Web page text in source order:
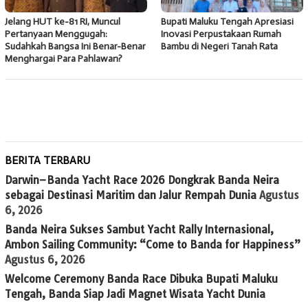
Jelang HUT ke-81 RI, Muncul
Pertanyaan Menggugah:
Sudahkah Bangsa Ini Benar-Benar
Menghargai Para Pahlawan?
Bupati Maluku Tengah Apresiasi
Inovasi Perpustakaan Rumah
Bambu di Negeri Tanah Rata
BERITA TERBARU
Darwin–Banda Yacht Race 2026 Dongkrak Banda Neira
sebagai Destinasi Maritim dan Jalur Rempah Dunia Agustus
6, 2026
Banda Neira Sukses Sambut Yacht Rally Internasional,
Ambon Sailing Community: “Come to Banda for Happiness”
Agustus 6, 2026
Welcome Ceremony Banda Race Dibuka Bupati Maluku
Tengah, Banda Siap Jadi Magnet Wisata Yacht Dunia